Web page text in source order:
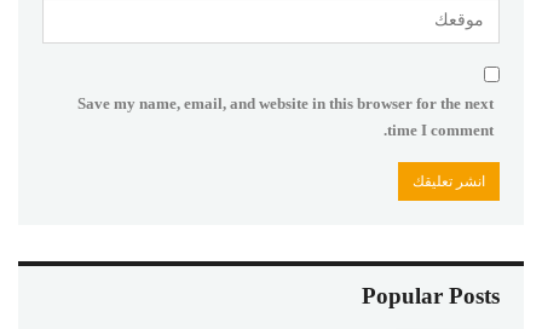
Save my name, email, and website in this browser for the next
time I comment.
Popular Posts